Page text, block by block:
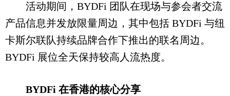
活动期间，BYDFi 团队在现场与参会者交流
产品信息并发放限量周边，其中包括 BYDFi 与纽
卡斯尔联队持续品牌合作下推出的联名周边。
BYDFi 展位全天保持较高人流热度。
BYDFi 在香港的核心分享